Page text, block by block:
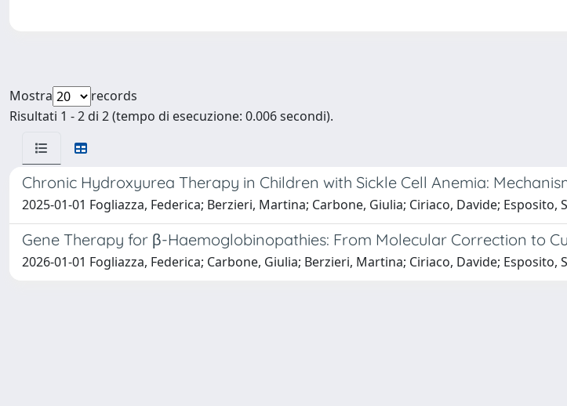
Mostra
records
Risultati 1 - 2 di 2 (tempo di esecuzione: 0.006 secondi).
Chronic Hydroxyurea Therapy in Children with Sickle Cell Anemia:
2025-01-01 Fogliazza, Federica; Berzieri, Martina; Carbone, Giulia; Ciriaco, Davide; Esposito,
Gene Therapy for β-Haemoglobinopathies: From Molecular Correction to
2026-01-01 Fogliazza, Federica; Carbone, Giulia; Berzieri, Martina; Ciriaco, Davide; Esposito,